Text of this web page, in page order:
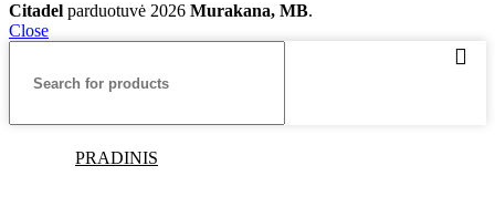
Citadel parduotuvė 2026 Murakana, MB.
Close
PRADINIS